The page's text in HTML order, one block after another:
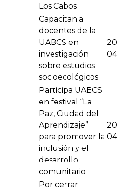
Los Cabos
Capacitan a
docentes de la
UABCS en
investigación
sobre estudios
socioecológicos
Participa UABCS
en festival “La
Paz, Ciudad del
Aprendizaje”
para promover la
inclusión y el
desarrollo
comunitario
Por cerrar